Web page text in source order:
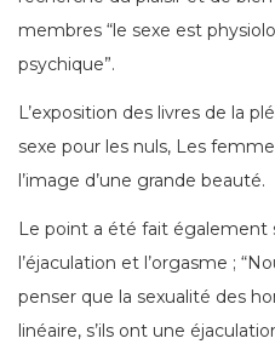
membres “le sexe est
psychique”.
L’exposition des livres de la
sexe pour les nuls, Les
l’image d’une grande beauté.
Le point a été fait également
l’éjaculation et l’orgasme ;
penser que la sexualité des
linéaire, s’ils ont une